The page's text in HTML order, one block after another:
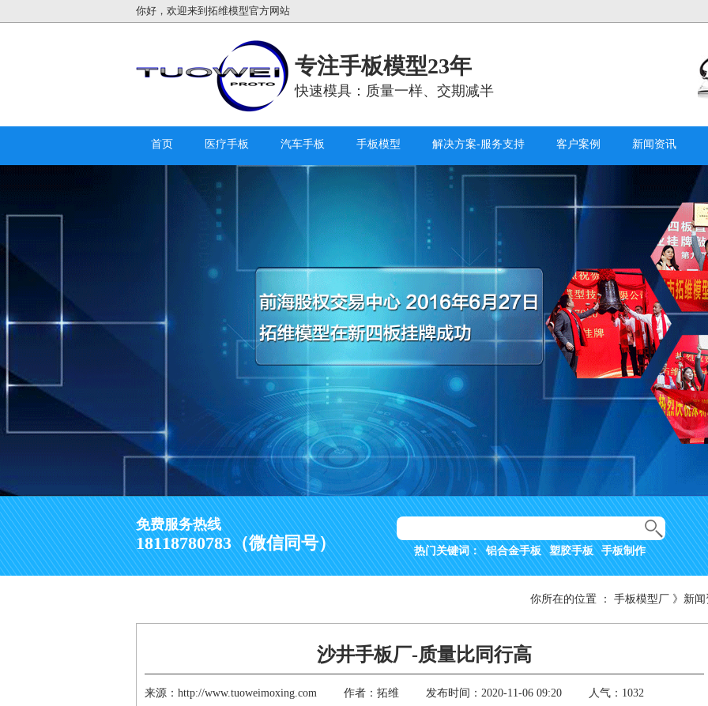
你好，欢迎来到拓维模型官方网站
专注手板模型23年
快速模具：质量一样、交期减半
首页 医疗手板 汽车手板 手板模型 解决方案-服务支持 客户案例 新闻资讯
免费服务热线
18118780783（微信同号） 热门关键词： 铝合金手板 塑胶手板 手板制作
你所在的位置 ： 手板模型厂 》 新
沙井手板厂-质量比同行高
来源：http://www.tuoweimoxing.com 作者：拓维 发布时间：2020-11-06 09:20 人气：1032